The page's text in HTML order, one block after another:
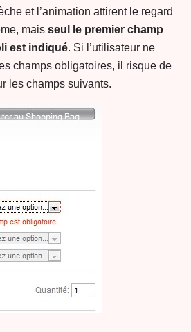
et l’animation attirent le regard
mais seul le premier champ
est indiqué. Si l’utilisateur ne
champs obligatoires, il risque de
les champs suivants.